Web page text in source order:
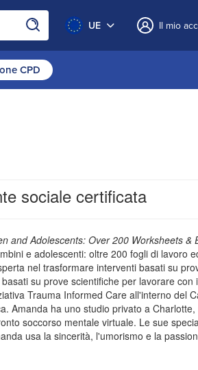
UE Il mio
CPD
sociale certificata
and Adolescents: Over 200 Worksheets &
e adolescenti: oltre 200 fogli di lavoro
nel trasformare interventi basati su
su prove scientifiche per lavorare con
Trauma Informed Care all'interno del
Amanda ha uno studio privato a
soccorso mentale virtuale. Le sue
usa la sincerità, l'umorismo e la